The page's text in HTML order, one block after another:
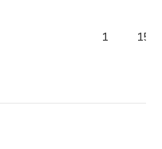
1 15.0